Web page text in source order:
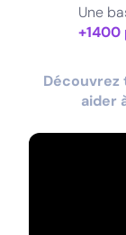
Une
aider